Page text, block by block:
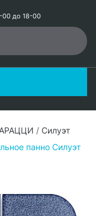
00 до 18-00
/ Силуэт
панно Силуэт